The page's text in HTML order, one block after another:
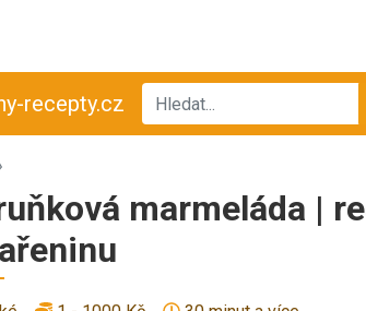
recepty.cz
marmeláda |